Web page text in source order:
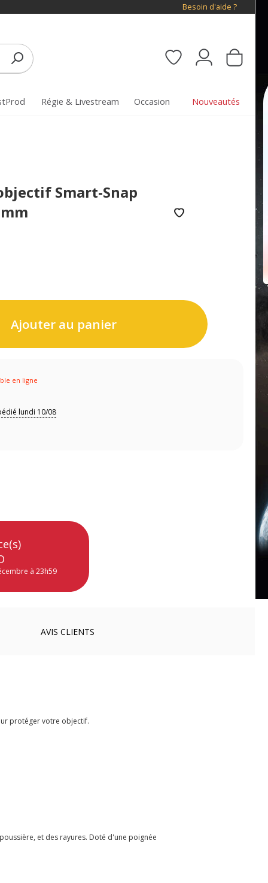
Besoin d'aide ?
Régie & Livestream Occasion Nouveautés
Smart-Snap
Ajouter au panier
en ligne
lundi 10/08
à 23h59
AVIS CLIENTS
protéger votre objectif.
et des rayures. Doté d'une poignée